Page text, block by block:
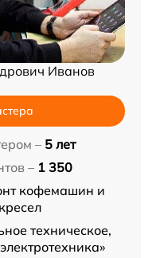
Иванов
– 5 лет
– 1 350
кофемашин и
техническое,